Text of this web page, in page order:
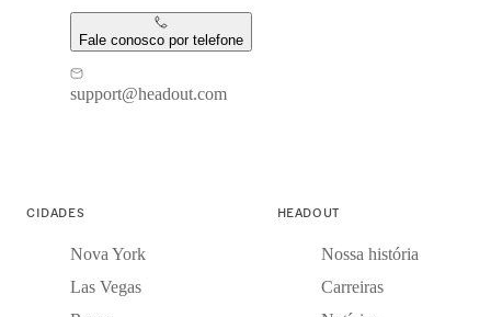
Fale conosco por telefone
support@headout.com
CIDADES
Nova York
Las Vegas
HEADOUT
Nossa história
Carreiras